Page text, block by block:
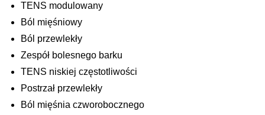
TENS modulowany
Ból mięśniowy
Ból przewlekły
Zespół bolesnego barku
TENS niskiej częstotliwości
Postrzał przewlekły
Ból mięśnia czworobocznego